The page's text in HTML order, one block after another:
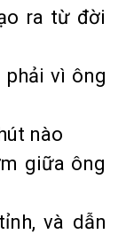
ra từ đời
phải vì ông
nào
giữa ông
và dẫn